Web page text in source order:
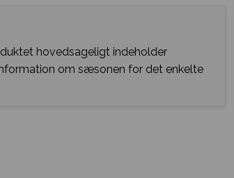
hovedsageligt indeholder
om sæsonen for det enkelte